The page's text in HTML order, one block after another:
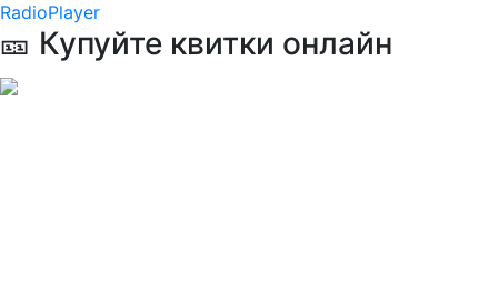
RadioPlayer
🎫 Купуйте квитки онлайн